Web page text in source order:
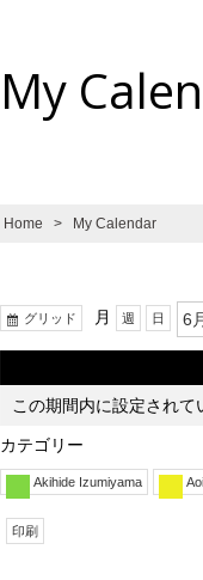
My
Home > My Calendar
グリッド
示
月 週 日 月:
この期間内に設定され
カテゴリー
Akihide Izumiyama
印刷
示